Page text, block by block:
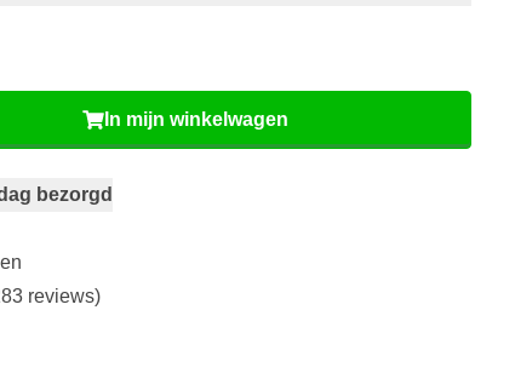
In mijn winkelwagen
bezorgd
reviews)